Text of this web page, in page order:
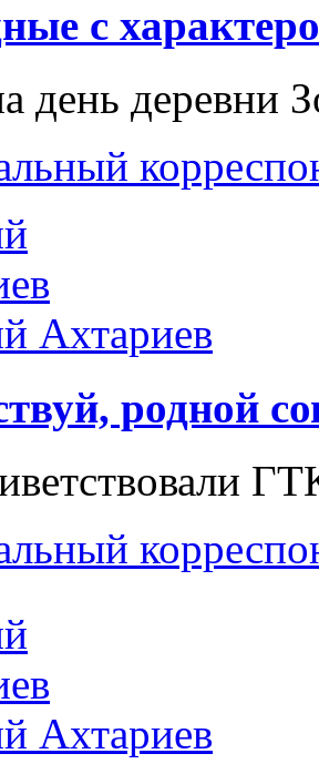
с
день деревни
Ахтариев
родной
Ахтариев